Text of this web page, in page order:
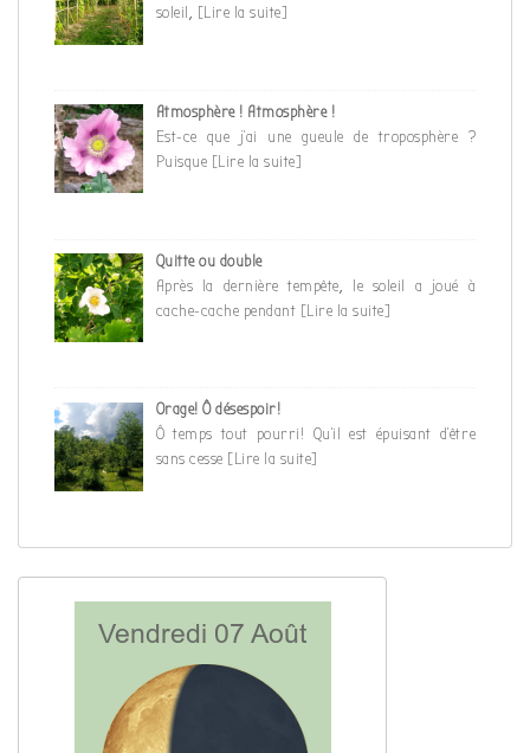
soleil, [Lire la suite]
Atmosphère ! Atmosphère !
Est-ce que j’ai une gueule de troposphère ?
Puisque [Lire la suite]
Quitte ou double
Après la dernière tempête, le soleil a joué à
cache-cache pendant [Lire la suite]
Orage! Ô désespoir!
Ô temps tout pourri! Qu’il est épuisant d’être
sans cesse [Lire la suite]